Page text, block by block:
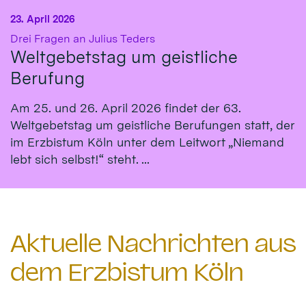
Drei Fragen an Julius Teders:
Weltgebetstag um geistliche
Berufung
23. April 2026
Am 25. und 26. April 2026 findet der 63.
Weltgebetstag um geistliche Berufungen statt, der
im Erzbistum Köln unter dem Leitwort „Niemand
lebt sich selbst!“ steht. ...
Aktuelle Nachrichten aus
dem Erzbistum Köln